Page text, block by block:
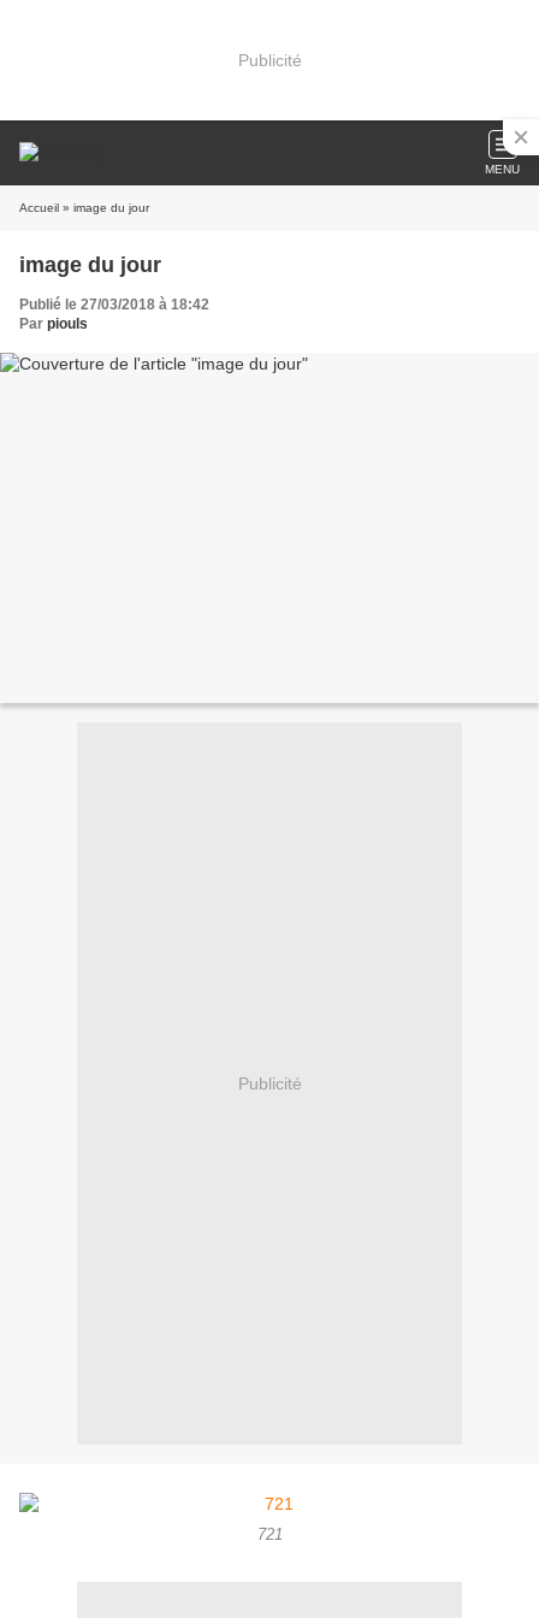
Publicité
MENU
Accueil » image du jour
image du jour
Publié le 27/03/2018 à 18:42
Par piouls
Publicité
721